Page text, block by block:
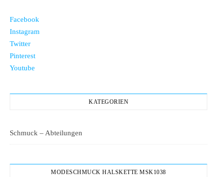
Facebook
Instagram
Twitter
Pinterest
Youtube
KATEGORIEN
Schmuck – Abteilungen
MODESCHMUCK HALSKETTE MSK1038